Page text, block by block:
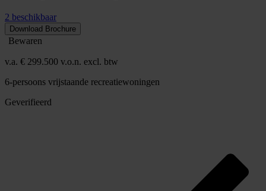
2 beschikbaar
Download Brochure
Bewaren
v.a. € 299.500 v.o.n. excl. btw
6-persoons vrijstaande recreatiewoningen
Geverifieerd